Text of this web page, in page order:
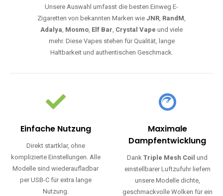
Unsere Auswahl umfasst die besten Einweg E-
Zigaretten von bekannten Marken wie JNR, RandM,
Adalya, Mosmo, Elf Bar, Crystal Vape und viele
mehr. Diese Vapes stehen für Qualität, lange
Haltbarkeit und authentischen Geschmack.
Einfache Nutzung
Direkt startklar, ohne
komplizierte Einstellungen. Alle
Modelle sind wiederaufladbar
per USB-C für extra lange
Nutzung.
Maximale
Dampfentwicklung
DankTriple Mesh Coil und
einstellbarer Luftzufuhr liefern
unsere Modelle dichte,
geschmackvolle Wolken für ein